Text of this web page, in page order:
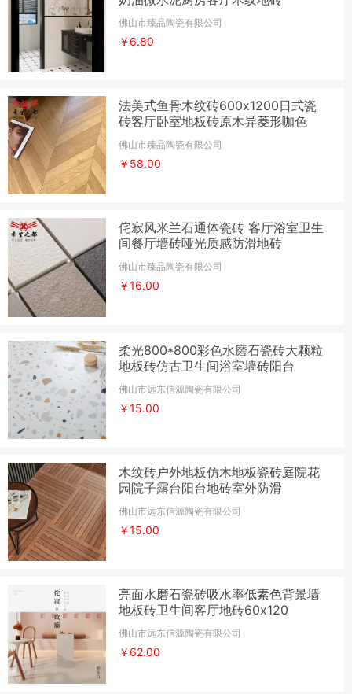
佛山市臻品陶瓷有限公司
￥6.80
法美式鱼骨木纹砖600x1200日式瓷
砖客厅卧室地板砖原木异菱形咖色
佛山市臻品陶瓷有限公司
￥58.00
侘寂风米兰石通体瓷砖 客厅浴室卫生
间餐厅墙砖哑光质感防滑地砖
佛山市臻品陶瓷有限公司
￥16.00
柔光800*800彩色水磨石瓷砖大颗粒
地板砖仿古卫生间浴室墙砖阳台
佛山市远东信源陶瓷有限公司
￥15.00
木纹砖户外地板仿木地板瓷砖庭院花
园院子露台阳台地砖室外防滑
佛山市远东信源陶瓷有限公司
￥15.00
亮面水磨石瓷砖吸水率低素色背景墙
地板砖卫生间客厅地砖60x120
佛山市远东信源陶瓷有限公司
￥62.00